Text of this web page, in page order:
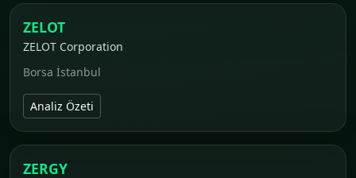
ZELOT
ZELOT Corporation
Borsa İstanbul
Analiz Özeti
ZERGY